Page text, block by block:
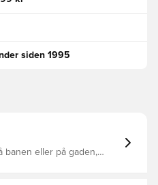
siden 1995
banen eller på gaden,